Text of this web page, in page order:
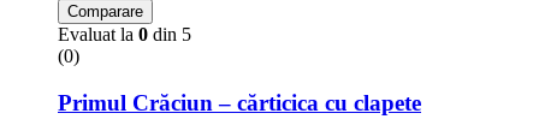
Comparare
Evaluat la 0 din 5
(0)
Primul Crăciun – cărticica cu clapete